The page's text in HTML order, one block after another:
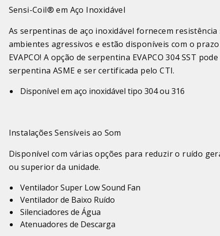
Sensi-Coil® em Aço Inoxidável
As serpentinas de aço inoxidável fornecem
ambientes agressivos e estão disponíveis com o
EVAPCO! A opção de serpentina EVAPCO 304 SST
serpentina ASME e ser certificada pelo CTI.
Disponível em aço inoxidável tipo 304 ou 316
Instalações Sensíveis ao Som
Disponível com várias opções para reduzir o ruído
ou superior da unidade.
Ventilador Super Low Sound Fan
Ventilador de Baixo Ruído
Silenciadores de Água
Atenuadores de Descarga